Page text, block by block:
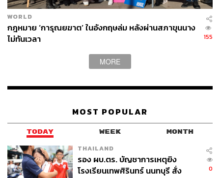
WORLD
กฎหมาย ‘การุณยฆาต’ ในอังกฤษล่ม หลังผ่านสภาขุนนาง
ไม่ทันเวลา
155
MORE
MOST POPULAR
TODAY WEEK MONTH
THAILAND
รอง ผบ.ตร. บัญชาการเหตุยิง
โรงเรียนเทพศิรินทร์ นนทบุรี สั่ง
0